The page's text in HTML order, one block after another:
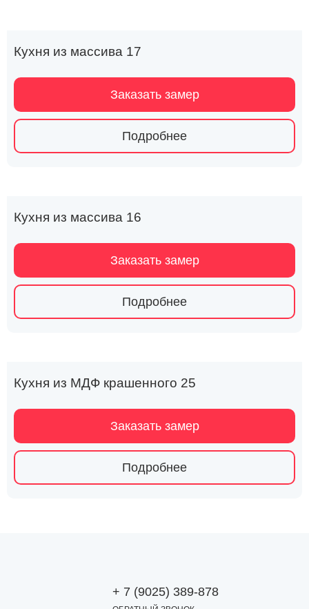
Кухня из массива 17
Заказать замер
Подробнее
Кухня из массива 16
Заказать замер
Подробнее
Кухня из МДФ крашенного 25
Заказать замер
Подробнее
+ 7 (9025) 389-878